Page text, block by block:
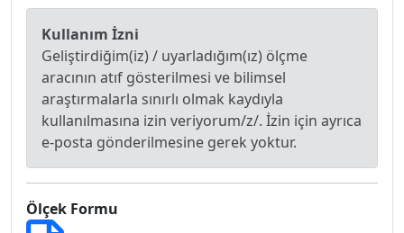
Kullanım İzni
Geliştirdiğim(iz) / uyarladığım(ız) ölçme
aracının atıf gösterilmesi ve bilimsel
araştırmalarla sınırlı olmak kaydıyla
kullanılmasına izin veriyorum/z/. İzin için ayrıca
e-posta gönderilmesine gerek yoktur.
Ölçek Formu